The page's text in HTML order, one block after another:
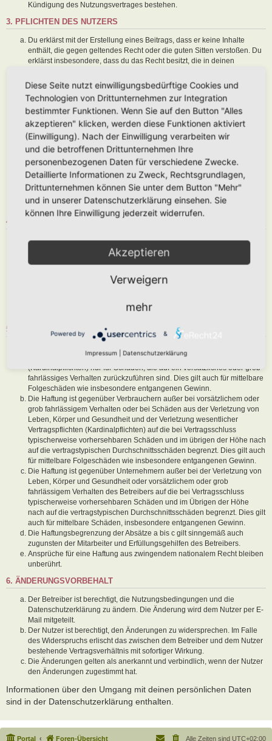
Kündigung des Nutzungsvertrages bestehen.
3. PFLICHTEN DES NUTZERS
Du erklärst mit der Erstellung eines Beitrags, dass er keine Inhalte
enthält, die gegen geltendes Recht oder die guten Sitten verstoßen. Du
erklärst insbesondere, dass du das Recht besitzt, die in deinen
Der Betreiber des Boards übt das Hausrecht aus. Bei Verstößen gegen
diese Nutzungsbedingungen oder anderer im Board veröffentlichten
Regeln kann der Betreiber dich nach Abmahnung zeitweise oder
dauerhaft von der Nutzung dieses Boards ausschließen und dir ein
Hausverbot erteilen.
Du nimmst zur Kenntnis, dass der Betreiber keine Verantwortung für die
Inhalte von Beiträgen übernimmt, die er nicht selbst erstellt hat oder die
er nicht zur Kenntnis genommen hat. Du gestattest dem Betreiber, dein
Benutzerkonto, Beiträge und Funktionen jederzeit zu löschen oder zu
sperren.
Du gestattest dem Betreiber darüber hinaus, deine Beiträge
abzuändern, sofern sie gegen o. g. Regeln verstoßen oder geeignet
sind, dem Betreiber oder einem Dritten Schaden zuzufügen.
4. GENERAL PUBLIC LICENSE
Du nimmst zur Kenntnis, dass es sich bei phpBB um eine unter der „
GNU General Public License v2“ (GPL) bereitgestellten Foren-Software
von phpBB Limited (
www.phpbb.com
zur Verfügung gestellt. Beide haben keinen Einfluss auf
insbesondere die Verwendung der Software für bestimmte Zwecke nicht
untersagen oder auf Inhalte fremder Foren Einfluss nehmen.
5. GEWÄHRLEISTUNG
Der Betreiber haftet mit Ausnahme der Verletzung von Leben, Körper
und Gesundheit und der Verletzung wesentlicher Vertragspflichten
(Kardinalpflichten) nur für Schäden, die auf ein vorsätzliches oder grob
fahrlässiges Verhalten zurückzuführen sind. Dies gilt auch für mittelbare
Folgeschäden wie insbesondere entgangenen Gewinn.
Die Haftung ist gegenüber Verbrauchern außer bei vorsätzlichem oder
grob fahrlässigem Verhalten oder bei Schäden aus der Verletzung von
Leben, Körper und Gesundheit und der Verletzung wesentlicher
Vertragspflichten (Kardinalpflichten) auf die bei Vertragsschluss
typischerweise vorhersehbaren Schäden und im übrigen der Höhe nach
auf die vertragstypischen Durchschnittsschäden begrenzt. Dies gilt auch
für mittelbare Folgeschäden wie insbesondere entgangenen Gewinn.
Die Haftung ist gegenüber Unternehmern außer bei der Verletzung von
Leben, Körper und Gesundheit oder vorsätzlichem oder grob
fahrlässigem Verhalten des Betreibers auf die bei Vertragsschluss
typischerweise vorhersehbaren Schäden und im Übrigen der Höhe
nach auf die vertragstypischen Durchschnittsschäden begrenzt. Dies gilt
auch für mittelbare Schäden, insbesondere entgangenen Gewinn.
Die Haftungsbegrenzung der Absätze a bis c gilt sinngemäß auch
zugunsten der Mitarbeiter und Erfüllungsgehilfen des Betreibers.
Ansprüche für eine Haftung aus zwingendem nationalem Recht bleiben
unberührt.
6. ÄNDERUNGSVORBEHALT
Der Betreiber ist berechtigt, die Nutzungsbedingungen und die
Datenschutzerklärung zu ändern. Die Änderung wird dem Nutzer per E-
Mail mitgeteilt.
Der Nutzer ist berechtigt, den Änderungen zu widersprechen. Im Falle
des Widerspruchs erlischt das zwischen dem Betreiber und dem Nutzer
bestehende Vertragsverhältnis mit sofortiger Wirkung.
Die Änderungen gelten als anerkannt und verbindlich, wenn der Nutzer
den Änderungen zugestimmt hat.
Informationen über den Umgang mit deinen persönlichen Daten
sind in der Datenschutzerklärung enthalten.
Portal Foren-Übersicht Alle Zeiten sind UTC+02:00
Diese Seite nutzt einwilligungsbedürftige Cookies und
Technologien von Drittunternehmen zur Integration
bestimmter Funktionen. Wenn Sie auf den Button "Alles
akzeptieren" klicken, werden diese Funktionen aktiviert
(Einwilligung). Nach der Einwilligung verarbeiten wir
und die betroffenen Drittunternehmen Ihre
personenbezogenen Daten für verschiedene Zwecke.
Detaillierte Informationen zu Zweck, Rechtsgrundlagen,
Drittunternehmen können Sie unter dem Button "Mehr"
und in unserer Datenschutzerklärung einsehen. Sie
können Ihre Einwilligung jederzeit widerrufen.
Akzeptieren
Verweigern
mehr
Powered by &
Impressum Datenschutzerklärung